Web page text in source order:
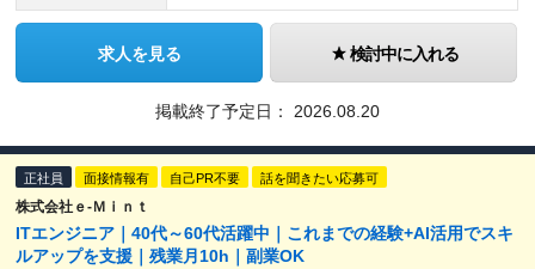
求人を見る 検討中に入れる
掲載終了予定日： 2026.08.20
正社員 面接情報有 自己PR不要 話を聞きたい応募可
株式会社ｅ‐Ｍｉｎｔ
ITエンジニア｜40代～60代活躍中｜これまでの経験+AI活用でスキ
ルアップを支援｜残業月10h｜副業OK